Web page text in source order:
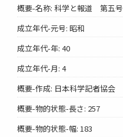
概要-名称: 科学と報道 第五号
成立年代-元号: 昭和
成立年代-年: 40
成立年代-月: 4
概要-作成: 日本科学記者協会
概要-物的状態-長さ: 257
概要-物的状態-幅: 183